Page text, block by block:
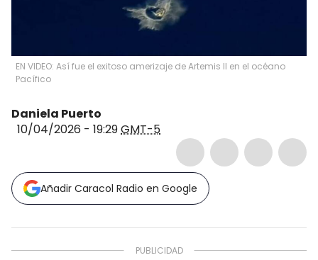
EN VIDEO: Así fue el exitoso amerizaje de Artemis II en el océano
Pacífico
Daniela Puerto
10/04/2026 - 19:29GMT-5
Añadir Caracol Radio en Google